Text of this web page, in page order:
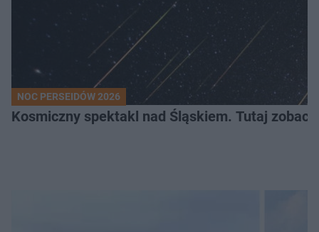
NOC PERSEIDÓW 2026
Kosmiczny spektakl nad Śląskiem. Tutaj